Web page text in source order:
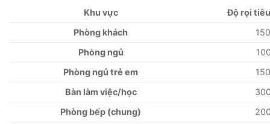
Khu vực
Độ rọi
Phòng khách
Phòng ngủ
Phòng ngủ trẻ em
Bàn làm việc/học
Phòng bếp (chung)